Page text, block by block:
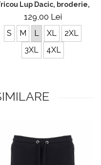
culoare albă CDAC73
Lup Dacic, broderie,
129,00 Lei
S M L XL
2XL
3XL
4XL